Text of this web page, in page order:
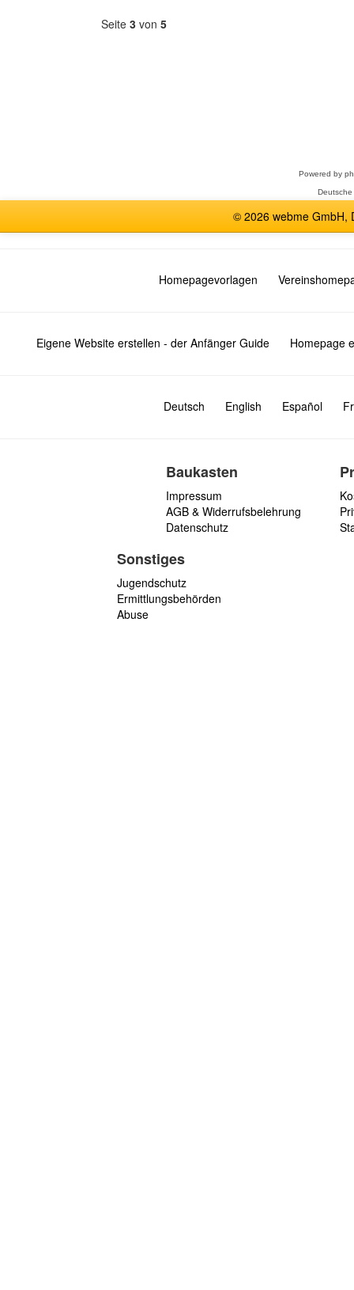
Seite 3 von 5
Powered by
© 2026 webme GmbH,
Homepagevorlagen
Eigene Website erstellen - der Anfänger Guide Homepage
Deutsch English Español
Baukasten
Impressum
AGB & Widerrufsbelehrung
Datenschutz
Sonstiges
Jugendschutz
Ermittlungsbehörden
Abuse